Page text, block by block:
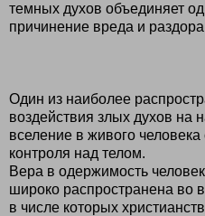
темных духов объединяет
причинение вреда и
Один из наиболее
воздействия злых духов на
вселение в живого
контроля над телом.
Вера в одержимость
широко распространена во
в числе которых